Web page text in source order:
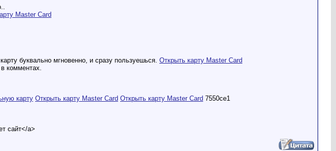
Master Card
буквально мгновенно, и сразу пользуешься. Открыть карту Master Card
комментах.
карту Открыть карту Master Card Открыть карту Master Card 7550ce1
сайт</a>